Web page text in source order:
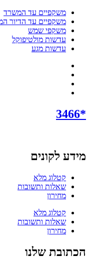
משקפיים עד המשרד
משקפיים עד הדיור
משקפי שמש
עדשות מולטיפוקל
עדשות מגע
*3466
מידע לקונים
קטלוג מלא
שאלות ותשובות
מחירון
קטלוג מלא
שאלות ותשובות
מחירון
הכתובת שלנו